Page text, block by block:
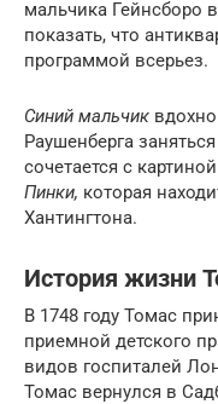
мальчика Гейнсборо
показать, что
программой всерьез.
Синий мальчик
Раушенберга
сочетается с
Пинки, которая
Хантингтона.
История жизни
В 1748 году Томас
приемной детского
видов госпиталей
Томас вернулся в